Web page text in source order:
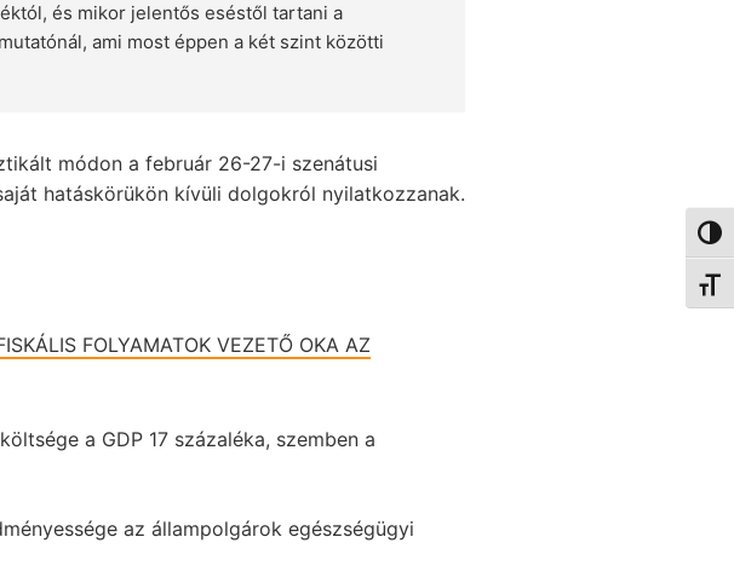
és mikor jelentős eséstől tartani a
ami most éppen a két szint közötti
módon a február 26-27-i szenátusi
hatáskörükön kívüli dolgokról nyilatkozzanak.
FOLYAMATOK VEZETŐ OKA AZ
a GDP 17 százaléka, szemben a
az állampolgárok egészségügyi